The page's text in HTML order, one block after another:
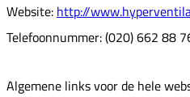
Website: http://
Telefoonnummer: (020) 662 88
Algemene links voor de hele